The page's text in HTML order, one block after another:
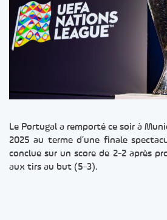
Le Portugal a remporté ce soir à
2025 au terme d’une finale
conclue sur un score de 2-2 après
aux tirs au but (5-3).